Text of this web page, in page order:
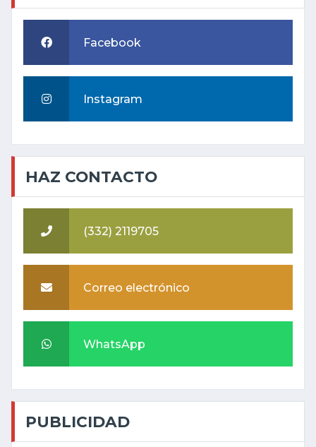
Facebook
Instagram
HAZ CONTACTO
(332) 2119705
Correo electrónico
WhatsApp
PUBLICIDAD